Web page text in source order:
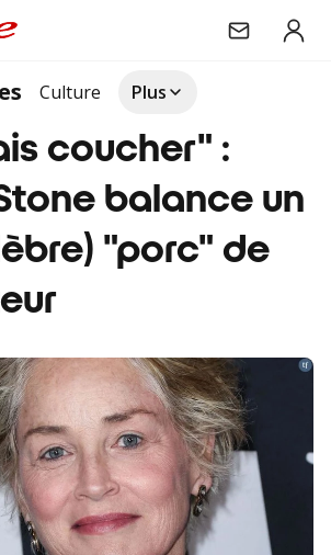
Culture Plus
coucher" :
balance un
"porc" de